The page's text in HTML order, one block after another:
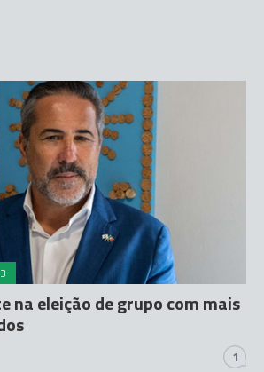
na eleição de grupo com mais
1